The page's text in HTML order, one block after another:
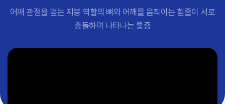
어깨 관절을 덮는 지붕 역할의 뼈와 어깨를 움직이는 힘줄이 서로
충돌하며 나타나는 통증